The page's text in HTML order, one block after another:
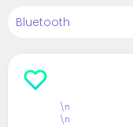
Bluetooth
\n
\n